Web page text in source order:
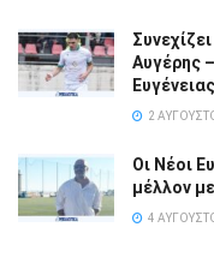
Αυγέρης
Ευγένειας
2
Οι Νέοι
μέλλον
4